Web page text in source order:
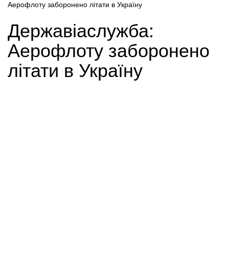
Аерофлоту заборонено літати в Україну
Державіаслужба:
Аерофлоту заборонено
літати в Україну